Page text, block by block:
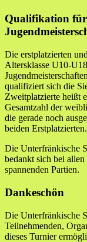
Qualifikation für
Die erstplatzierten
Altersklasse U10-
qualifiziert sich die
Zweitplatzierte heißt
Gesamtzahl der
die gerade noch
beiden Erstplatzierten.
Die Unterfränkische
bedankt sich bei
spannenden Partien.
Dankeschön
Die Unterfränkische
Teilnehmenden,
dieses Turnier